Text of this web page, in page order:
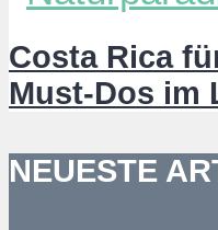
Costa Rica
Must-Dos im
NEUESTE